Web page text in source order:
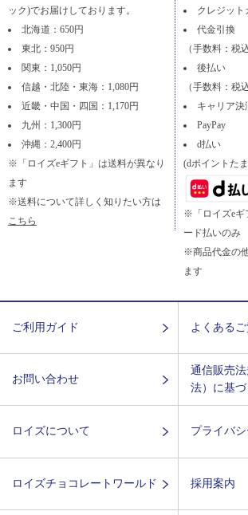
ック)でお届けしております。
北海道：650円
東北：950円
関東：1,050円
信越・北陸・東海：1,080円
近畿・中国・四国：1,170円
九州：1,300円
沖縄：2,400円
※「ロイズeギフト」は送料が異なり
ます
※送料について詳しく知りたい方は
こちら
クレジット
代金引換
（手数料：税
後払い
（手数料：税
キャリア決
PayPay
d払い
(dポイントた
※「ロイズeギ
ード払いのみ
※商品代金の
ます
ご利用ガイド よくあるご
お問い合わせ
通信販売法
法）に基
ロイズについて プライバ
ロイズチョコレートワールド 採用案内